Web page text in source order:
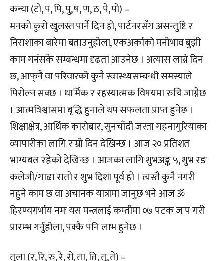
कन्या (टो, प, पि, पु, ष, ण, ठ, पे, पो) –
मनको कुरो खुलस्त पार्ने दिन हो, पार्टनरसँग असन्तुष्टि र
निराशाका बारेमा बताउनुहोला, एकअर्काको मनोभाव बुझी
काम गर्नसके सम्बन्धमा दृढता आउनेछ । अत्यास लाग्ने दिन
छ, आफ्‌नै वा परिवारको कुनै स्वास्थ्यसम्बन्धी समस्याले
पिरोल्न सक्छ । धार्मिक र रहस्यात्मक विषयमा रुचि जाग्नेछ
। आत्मविश्वासमा बृद्धि हुनाले थप सफलता प्राप्त हुनेछ ।
शिक्षाक्षेत्र, आर्थिक कारोबार, सुनचाँदी जस्ता गहनागुरियाका
व्यापारीका लागि राम्रो दिन देखिन्छ । आज २० प्रतिशत
भाग्यबल रहेको देखिन्छ । आजका लागि शुभअङ्क ५, शुभ रङ
कलेजी/गाढा रातो र शुभ दिशा पूर्व हो । त्यस्तै कुनै नगरी
नहुने काम छ वा अचानक यात्रामा जानुछ भने आज ॐ
हिरण्यगर्भाय नमः यस मन्त्रलाई कम्तीमा ०७ पटक जाप गरी
प्रारम्भ गर्नुहोला, पक्कै पनि लाभ हुनेछ ।
तुला (र, रि, रु, रे, रो, ता, ति, तु, ते) –